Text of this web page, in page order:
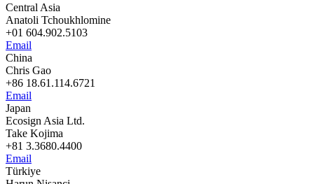
Central Asia
Anatoli Tchoukhlomine
+01 604.902.5103
Email
China
Chris Gao
+86 18.61.114.6721
Email
Japan
Ecosign Asia Ltd.
Take Kojima
+81 3.3680.4400
Email
Türkiye